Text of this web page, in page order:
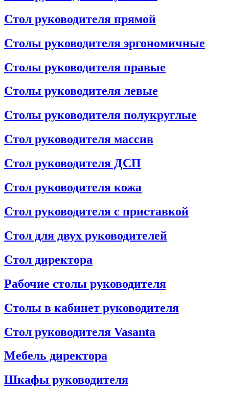
Стол руководителя прямой
Столы руководителя эргономичные
Столы руководителя правые
Столы руководителя левые
Столы руководителя полукруглые
Стол руководителя массив
Стол руководителя ДСП
Стол руководителя кожа
Стол руководителя с приставкой
Стол для двух руководителей
Стол директора
Рабочие столы руководителя
Столы в кабинет руководителя
Стол руководителя Vasanta
Мебель директора
Шкафы руководителя